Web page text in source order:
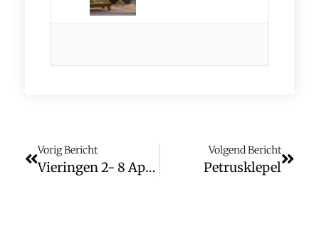
Vorig Bericht
Vieringen 2- 8 April
Volgend Bericht
Petrusklepel